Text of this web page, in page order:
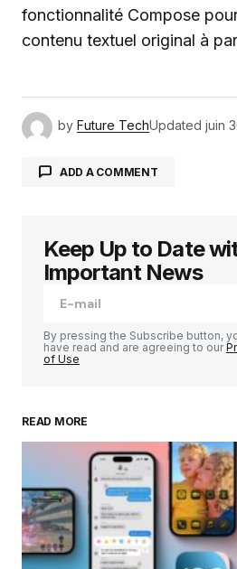
fonctionnalité Compose
contenu textuel original à
by Future TechUpdated juin
ADD A COMMENT
Votre adresse e-mail ne
champs obligatoires sont
Your Name
Your E-mail*
Enregistrer mon nom,
site dans le navigateur
commentaire.
Keep Up to Date
Important News
By pressing the Subscribe button,
have read and are agreeing to our
of Use
READ MORE